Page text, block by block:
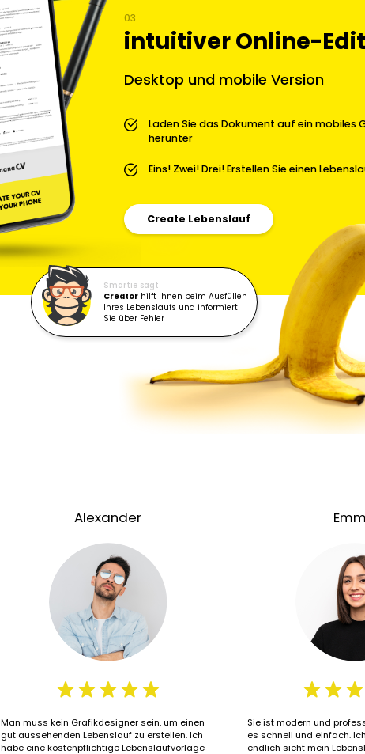
03.
intuitiver Online-
Desktop und mobile Version
Laden Sie das Dokument auf ein mobiles
herunter
Eins! Zwei! Drei! Erstellen Sie einen
Create Lebenslauf
Smartie sagt
Creator hilft Ihnen beim Ausfüllen
Ihres Lebenslaufs und informiert
Sie über Fehler
Alexander
Man muss kein Grafikdesigner sein, um einen
gut aussehenden Lebenslauf zu erstellen. Ich
habe eine kostenpflichtige Lebenslaufvorlage
Sie ist modern und
es schnell und einfach.
endlich sieht mein